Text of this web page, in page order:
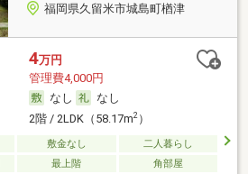
福岡県久留米市城島町楢津
4万円
管理費4,000円
なし
なし
2階 / 2LDK（58.17m2）
敷金なし
二人暮らし
最上階 角部屋